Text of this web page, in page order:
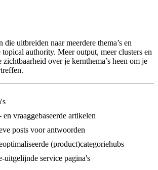
uitbreiden naar meerdere thema’s en
topical authority. Meer output, meer clusters en
zichtbaarheid over je kern­thema’s heen om je
vraaggebaseerde artikelen
posts voor antwoorden
(product)categoriehubs
uitgelijnde service pagina's